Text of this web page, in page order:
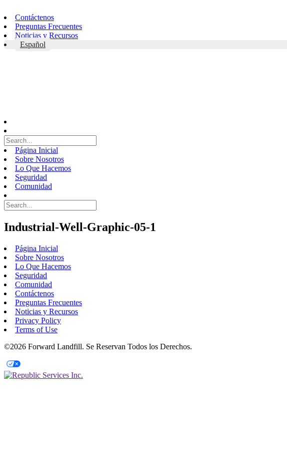
to
content
Contáctenos
Preguntas Frecuentes
Noticias y Recursos
Español
Página Inicial
Sobre Nosotros
Lo Que Hacemos
Seguridad
Comunidad
Industrial-Well-Graphic-05-1
Página Inicial
Sobre Nosotros
Lo Que Hacemos
Seguridad
Comunidad
Contáctenos
Preguntas Frecuentes
Noticias y Recursos
Privacy Policy
Terms of Use
©2026 Forward Landfill. Se Reservan Todos los Derechos.